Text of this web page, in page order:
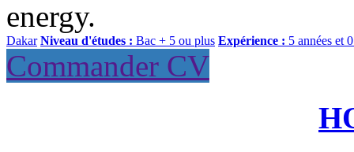
energy.
Dakar Niveau d'études : Bac + 5 ou plus Expérience : 5 années et
Commander CV